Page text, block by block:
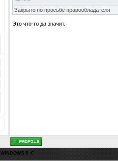
Закрыто по просьбе правообладателя
Это что-то да значит.
WINDOWS 8 :C